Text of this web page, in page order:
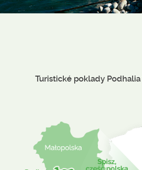
Turistické poklady Podhalia